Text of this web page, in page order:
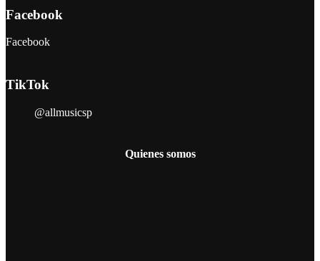
Facebook
Facebook
TikTok
@allmusicsp
Quienes somos